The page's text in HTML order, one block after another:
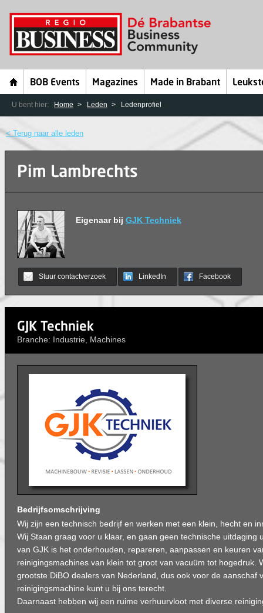
BOB Events Magazines Made in Brabant
U bent hier: Home Leden Ledenprofiel
< Terug naar alle leden
Pim Lambrechts
Eigenaar bij GJK Techniek
Stuur contactverzoek LinkedIn Facebook
GJK Techniek
Branche: Industrie, Machines
Bedrijfsomschrijving
Wij zijn een technisch bedrijf en werken met een klein, hecht en
Wij Staan graag voor u klaar, en gaan geen technische uitdaging
van GJK is het onderhouden, repareren, aanpassen en keuren
reinigingsmachines van klein tot groot van vacuüm tot hogedruk.
grootste DiBO dealers van Nederland, dus ook voor de aanschaf
reinigingsmachine kunt u bij ons terecht.
Daarnaast hebben wij een ruime verhuurvloot met diverse